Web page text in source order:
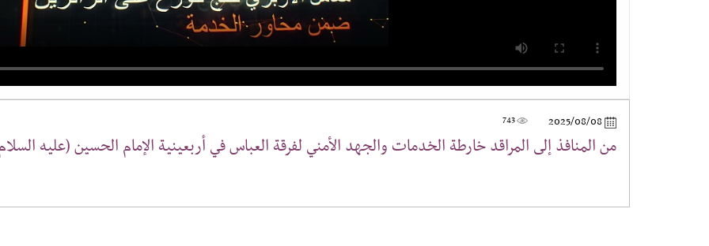
من المنافذ إلى المراقد خارطة الخدمات والجهد الأمني لفرقة العباس في أربعينية الإمام الحسين (عليه السلام)